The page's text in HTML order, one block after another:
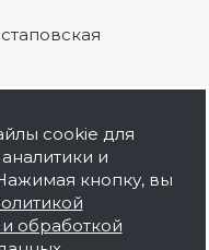
продукции,
строительных
под ключ.
cookie для
и
кнопку, вы
обработкой